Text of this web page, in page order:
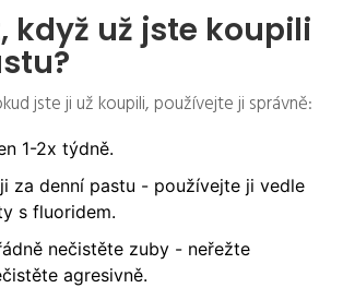
když už jste koupili
jste ji už koupili, používejte ji správně:
1-2x týdně.
za denní pastu - používejte ji vedle
s fluoridem.
nečistěte zuby - neřežte
agresivně.